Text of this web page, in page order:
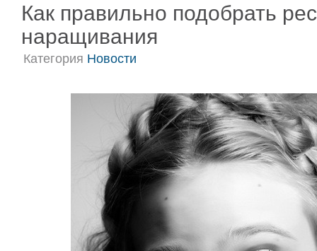
Как правильно подобрать
наращивания
Категория Новости